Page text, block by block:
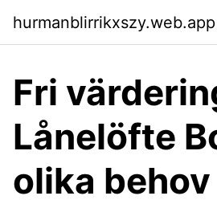
hurmanblirrikxszy.web.app
Fri
Lånelöfte
olika behov